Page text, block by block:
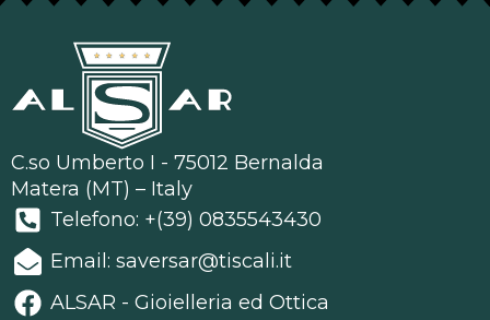
C.so Umberto I - 75012 Bernalda
Matera (MT) – Italy
Telefono: +(39) 0835543430
Email: saversar@tiscali.it
ALSAR - Gioielleria ed Ottica